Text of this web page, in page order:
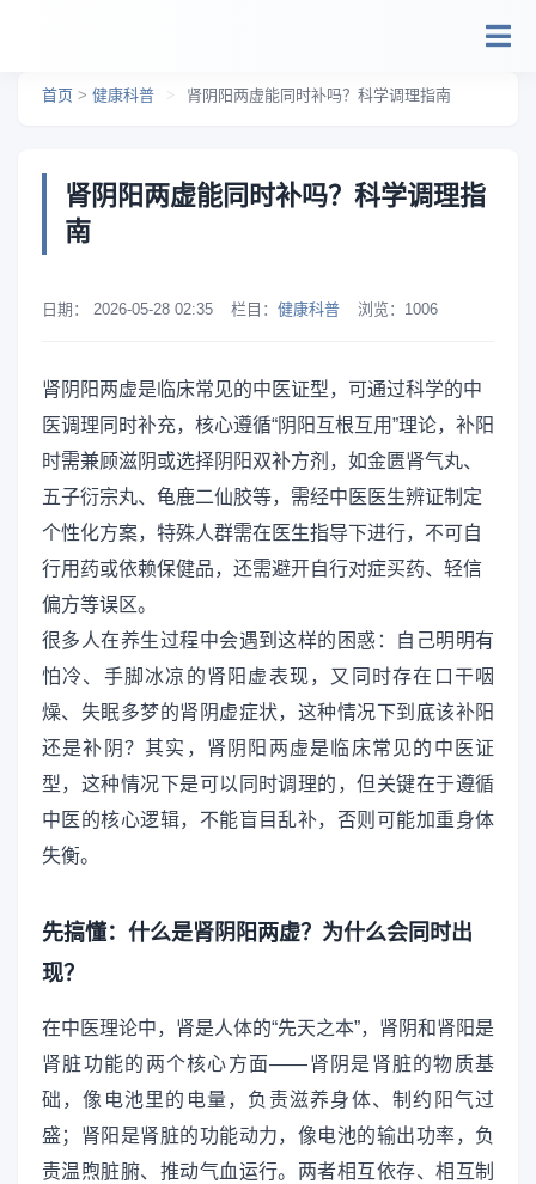
首页 > 健康科普 > 肾阴阳两虚能同时补吗？科学调理指南
肾阴阳两虚能同时补吗？科学调理指
南
日期： 2026-05-28 02:35 栏目： 健康科普 浏览： 1006
肾阴阳两虚是临床常见的中医证型，可通过科学的中
医调理同时补充，核心遵循“阴阳互根互用”理论，补阳
时需兼顾滋阴或选择阴阳双补方剂，如金匮肾气丸、
五子衍宗丸、龟鹿二仙胶等，需经中医医生辨证制定
个性化方案，特殊人群需在医生指导下进行，不可自
行用药或依赖保健品，还需避开自行对症买药、轻信
偏方等误区。
很多人在养生过程中会遇到这样的困惑：自己明明有
怕冷、手脚冰凉的肾阳虚表现，又同时存在口干咽
燥、失眠多梦的肾阴虚症状，这种情况下到底该补阳
还是补阴？其实，肾阴阳两虚是临床常见的中医证
型，这种情况下是可以同时调理的，但关键在于遵循
中医的核心逻辑，不能盲目乱补，否则可能加重身体
失衡。
先搞懂：什么是肾阴阳两虚？为什么会同时出
现？
在中医理论中，肾是人体的“先天之本”，肾阴和肾阳是
肾脏功能的两个核心方面——肾阴是肾脏的物质基
础，像电池里的电量，负责滋养身体、制约阳气过
盛；肾阳是肾脏的功能动力，像电池的输出功率，负
责温煦脏腑、推动气血运行。两者相互依存、相互制